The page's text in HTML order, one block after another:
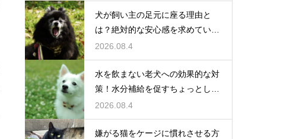
犬が飼い主の足元に座る理由と
は？絶対的な安心感を求めている
心理
2026.08.4
水を飲まない老犬への効果的な対
策！水分補給を促すちょっとした
工夫
2026.08.4
嫌がる猫をケージに慣れさせる方